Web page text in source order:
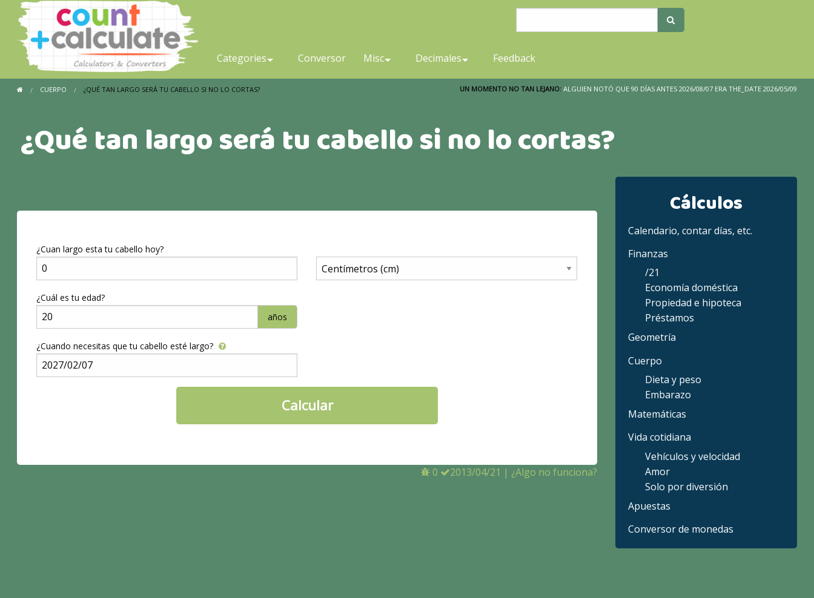
Categories Conversor Misc Decimales Feedback
CUERPO ¿QUÉ TAN LARGO SERÁ TU CABELLO SI NO LO CORTAS? UN MOMENTO NO TAN LEJANO: ALGUIEN NOTÓ QUE 90 DÍAS ANTES 2026/08/07 ERA THE_DATE 2026/05/09
¿Qué tan largo será tu cabello si no lo cortas?
¿Cuan largo esta tu cabello hoy?
¿Cuál es tu edad?
años
¿Cuando necesitas que tu cabello esté largo?
0 2013/04/21 | ¿Algo no funciona?
Cálculos
Calendario, contar días, etc.
Finanzas
/21
Economía doméstica
Propiedad e hipoteca
Préstamos
Geometría
Cuerpo
Dieta y peso
Embarazo
Matemáticas
Vida cotidiana
Vehículos y velocidad
Amor
Solo por diversión
Apuestas
Conversor de monedas